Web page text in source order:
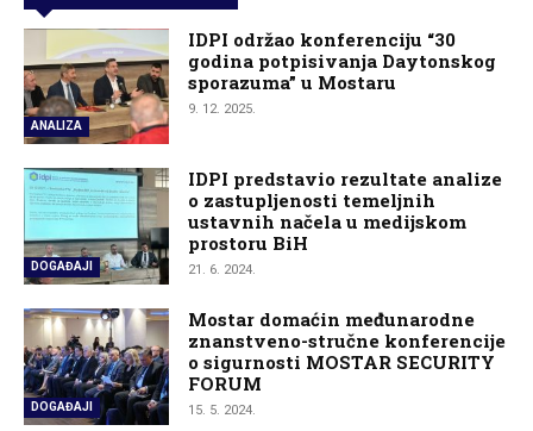
ANALIZA
IDPI održao konferenciju “30
godina potpisivanja Daytonskog
sporazuma” u Mostaru
9. 12. 2025.
DOGAĐAJI
IDPI predstavio rezultate analize
o zastupljenosti temeljnih
ustavnih načela u medijskom
prostoru BiH
21. 6. 2024.
DOGAĐAJI
Mostar domaćin međunarodne
znanstveno-stručne konferencije
o sigurnosti MOSTAR SECURITY
FORUM
15. 5. 2024.